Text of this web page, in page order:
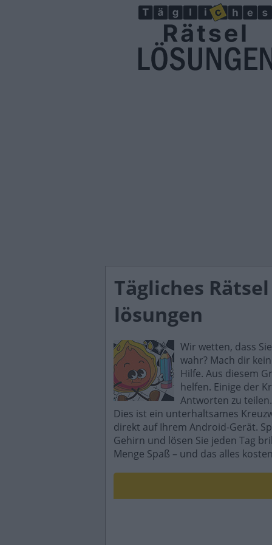
Tägliches
lösungen
Wir wetten, dass
wahr? Mach dir
Hilfe. Aus diesem
helfen. Einige der
Antworten zu teilen.
Dies ist ein unterhaltsames
direkt auf Ihrem Android-Gerät.
Gehirn und lösen Sie jeden Tag
Menge Spaß – und das alles